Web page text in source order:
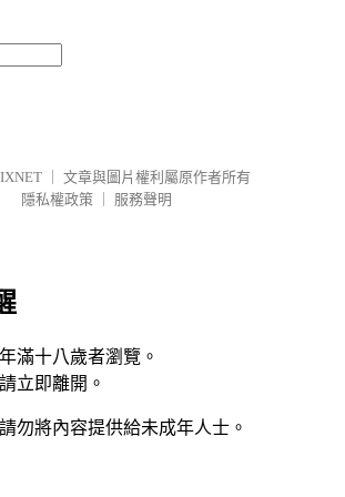
文章與圖片權利屬原作者所有
隱私權政策
服務聲明
滿十八歲者瀏覽。
立即離開。
勿將內容提供給未成年人士。